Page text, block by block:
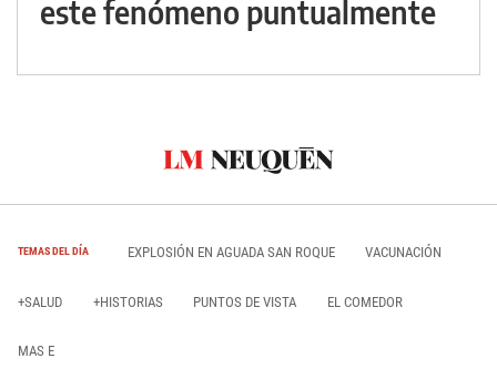
este fenómeno puntualmente
TEMAS DEL DÍA EXPLOSIÓN EN AGUADA SAN ROQUE VACUNACIÓN
+SALUD +HISTORIAS PUNTOS DE VISTA EL COMEDOR
MAS E